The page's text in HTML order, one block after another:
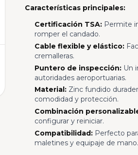
Características principales:
Certificación TSA:Permite
romper el candado.
Cable flexible y elástico:
cremalleras.
Puntero de inspección:Un
autoridades aeroportuarias.
Material:Zinc fundido
comodidad y protección.
Combinación
configurar y reiniciar.
Compatibilidad:Perfecto
maletines y equipaje de mano.